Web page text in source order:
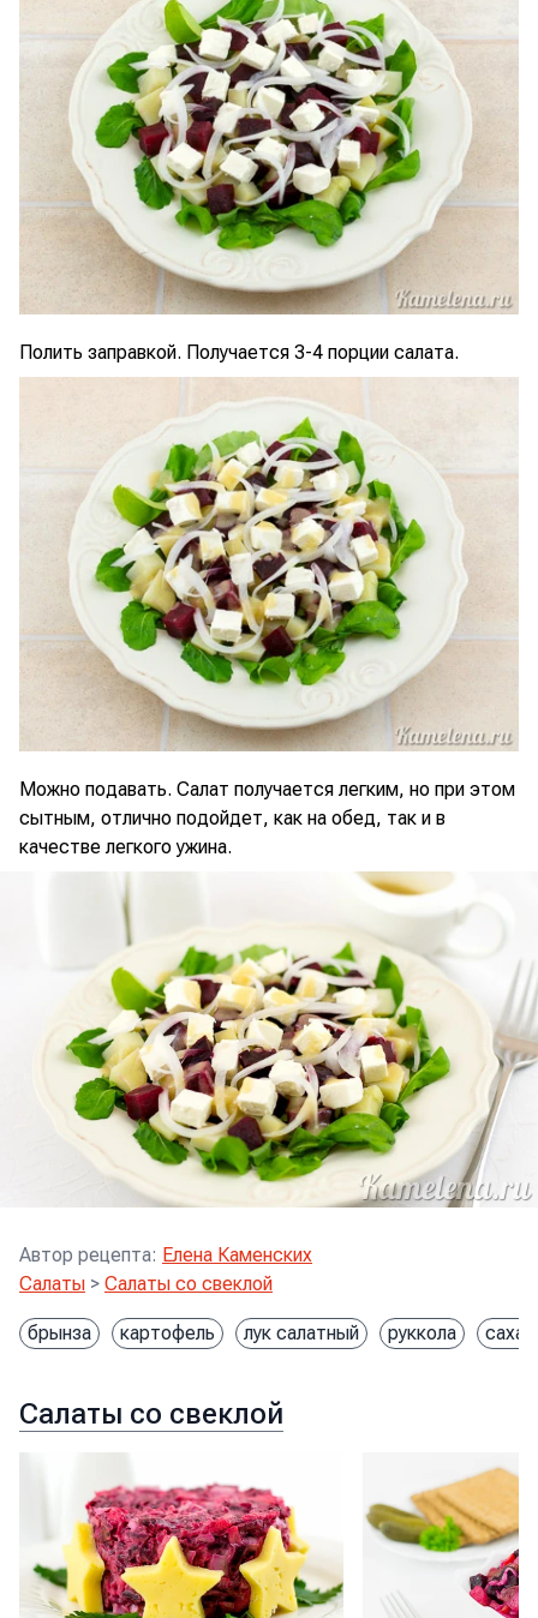
Полить заправкой. Получается 3-4 порции салата.
Можно подавать. Салат получается легким, но при этом
сытным, отлично подойдет, как на обед, так и в
качестве легкого ужина.
Автор рецепта: Елена Каменских
Салаты > Салаты со свеклой
брынза картофель лук салатный руккола сахар
Салаты со свеклой